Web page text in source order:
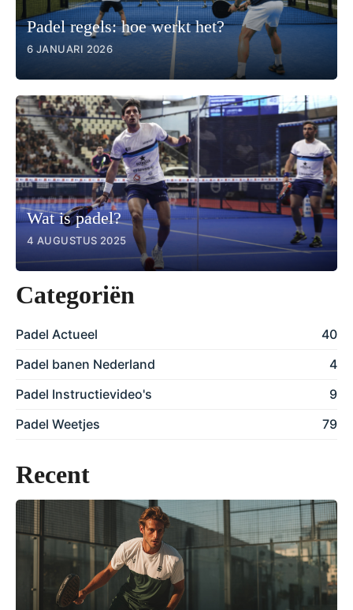
Padel regels: hoe werkt het?
6 JANUARI 2026
Wat is padel?
4 AUGUSTUS 2025
Categoriën
Padel Actueel
40
Padel banen Nederland
4
Padel Instructievideo's
9
Padel Weetjes
79
Recent